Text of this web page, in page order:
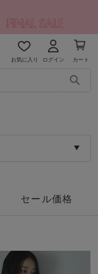
お気に入り ログイン カート
セール価格